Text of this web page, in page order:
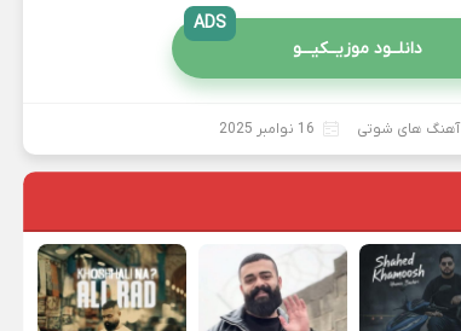
دانلــود موزیــکیـــو
ADS
آهنگ های شوتی 16 نوامبر 2025